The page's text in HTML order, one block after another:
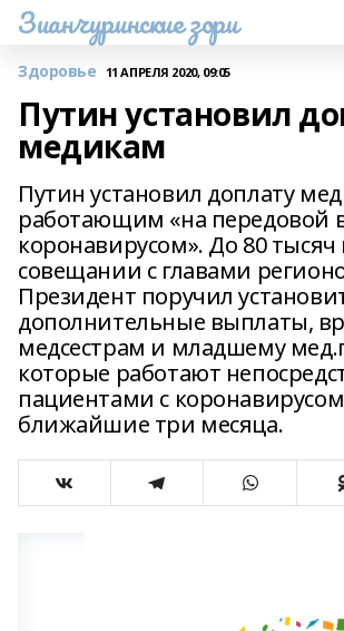
Зианчуринские зори
Здоровье 11 АПРЕЛЯ 2020, 09:05
Путин установил
медикам
Путин установил доплату
работающим «на передовой
коронавирусом». До 80
совещании с главами
Президент поручил
дополнительные выплаты,
медсестрам и младшему
которые работают
пациентами с
ближайшие три месяца.